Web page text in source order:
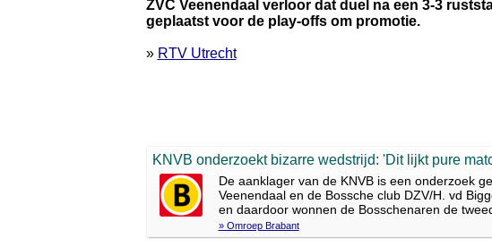
ZVC Veenendaal verloor dat duel na een 3-3
geplaatst voor de play-offs om promotie.
» RTV Utrecht
KNVB onderzoekt bizarre wedstrijd: 'Dit lijkt pure
De aanklager van de KNVB is een onderzoek
Veenendaal en de Bossche club DZV/H. vd
en daardoor wonnen de Bosschenaren de
» Omroep Brabant